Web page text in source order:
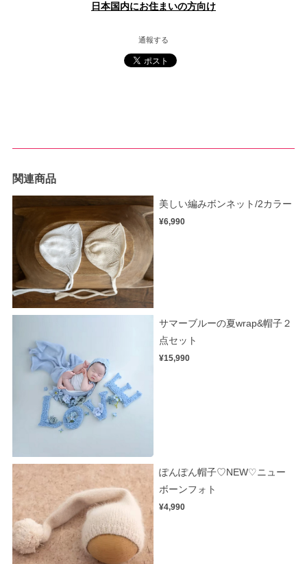
日本国内にお住まいの方向け
通報する
関連商品
美しい編みボンネット/2カラー
¥6,990
サマーブルーの夏wrap&帽子２
点セット
¥15,990
ぽんぽん帽子♡NEW♡ニュー
ボーンフォト
¥4,990